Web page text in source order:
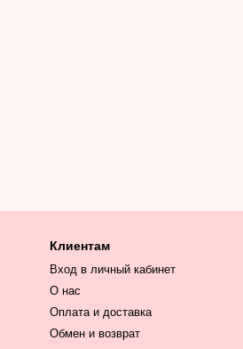
Клиентам
Вход в личный кабинет
О нас
Оплата и доставка
Обмен и возврат